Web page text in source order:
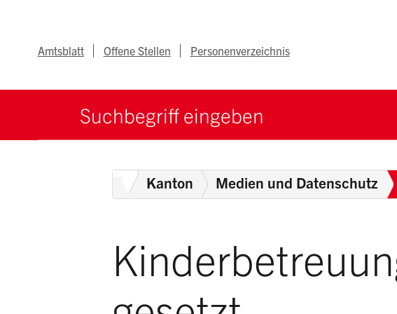
Metanav
Amtsblatt Offene Stellen Personenverzeichnis
Suchbegriff
HomeKanton Medien und Datenschutz